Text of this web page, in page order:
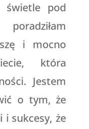
świetle pod
i mocno
która
Jestem
o tym, że
sukcesy, że